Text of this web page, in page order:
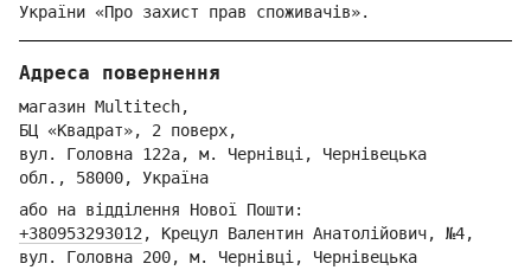
України «Про захист прав споживачів».
Адреса повернення
магазин Multitech,
БЦ «Квадрат», 2 поверх,
вул. Головна 122а, м. Чернівці, Чернівецька
обл., 58000, Україна
або на відділення Нової Пошти:
+380953293012 , Крецул Валентин Анатолійович, №4,
вул. Головна 200, м. Чернівці, Чернівецька